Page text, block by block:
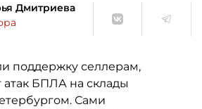
Дмитриева
поддержку селлерам,
БПЛА на склады
Сами